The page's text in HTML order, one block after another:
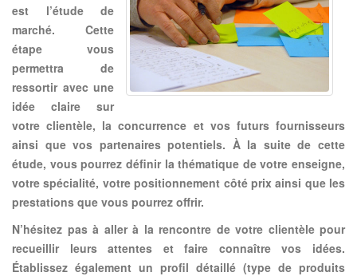
est l’étude de
marché. Cette
étape vous
permettra de
ressortir avec une
idée claire sur
votre clientèle, la concurrence et vos futurs fournisseurs
ainsi que vos partenaires potentiels. À la suite de cette
étude, vous pourrez définir la thématique de votre enseigne,
votre spécialité, votre positionnement côté prix ainsi que les
prestations que vous pourrez offrir.
N’hésitez pas à aller à la rencontre de votre clientèle pour
recueillir leurs attentes et faire connaître vos idées.
Établissez également un profil détaillé (type de produits